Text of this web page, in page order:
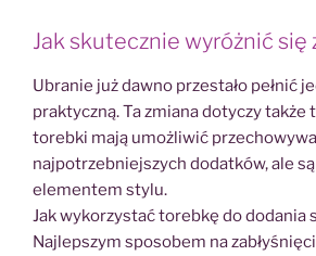
Jak skutecznie wyróżnić się
Ubranie już dawno przestało pełnić
praktyczną. Ta zmiana dotyczy także
torebki mają umożliwić
najpotrzebniejszych dodatków, ale
elementem stylu.
Jak wykorzystać torebkę do dodania
Najlepszym sposobem na